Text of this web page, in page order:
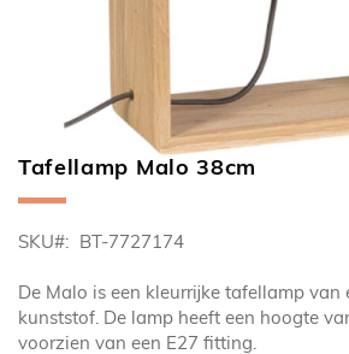
Ga
naar
begin
de
afbeeldingen-
gallerij
Tafellamp Malo 38cm
SKU BT-7727174
De Malo is een kleurrijke tafellamp van
kunststof. De lamp heeft een hoogte
voorzien van een E27 fitting.